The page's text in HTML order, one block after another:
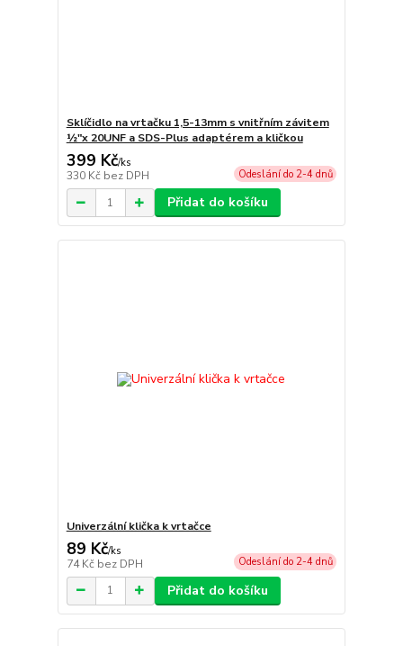
Sklíčidlo na vrtačku 1,5-13mm s vnitřním závitem
½″x 20UNF a SDS-Plus adaptérem a kličkou
399 Kč/ks
330 Kč bez DPH Odeslání do 2-4 dnů
Přidat do košíku
Univerzální klička k vrtačce
89 Kč/ks
74 Kč bez DPH Odeslání do 2-4 dnů
Přidat do košíku